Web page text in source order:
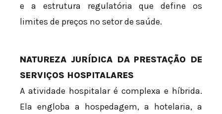
e a estrutura regulatória que define os
limites de preços no setor de saúde.
NATUREZA JURÍDICA DA PRESTAÇÃO DE
SERVIÇOS HOSPITALARES
A atividade hospitalar é complexa e híbrida.
Ela engloba a hospedagem, a hotelaria, a